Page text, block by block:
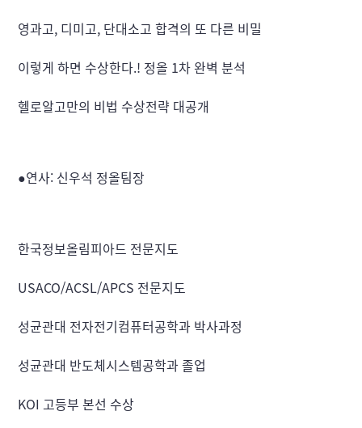
영과고, 디미고, 단대소고 합격의 또 다른 비밀
이렇게 하면 수상한다.! 정올 1차 완벽 분석
헬로알고만의 비법 수상전략 대공개
●연사: 신우석 정올팀장
한국정보올림피아드 전문지도
USACO/ACSL/APCS 전문지도
성균관대 전자전기컴퓨터공학과 박사과정
성균관대 반도체시스템공학과 졸업
KOI 고등부 본선 수상